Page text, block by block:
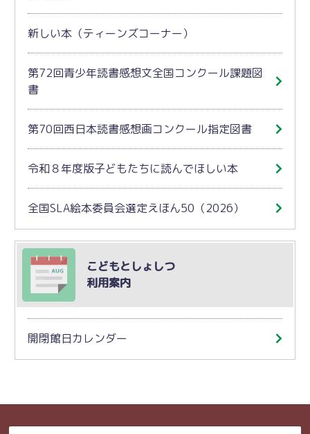
新しい本（ティーンズコーナー）
第72回青少年読書感想文全国コンクール課題図
書
第70回西日本読書感想画コンクール指定図書
令和８年度版子どもたちに読んでほしい本
全国SLA絵本委員会選定えほん50（2026）
こどもとしょしつ
利用案内
開閉館日カレンダー